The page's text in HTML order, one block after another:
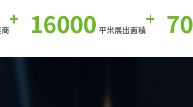
+ 16000 平米展出面積+ 70